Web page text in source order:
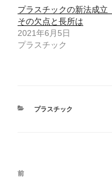
ウ
ィ
ン
ド
ウ
で
開
て
く
だ
さ
い
で
開
プラスチックの新法成立
その欠点と長所は
2021年6月5日
プラスチック
カ
プラスチック
投
前
前